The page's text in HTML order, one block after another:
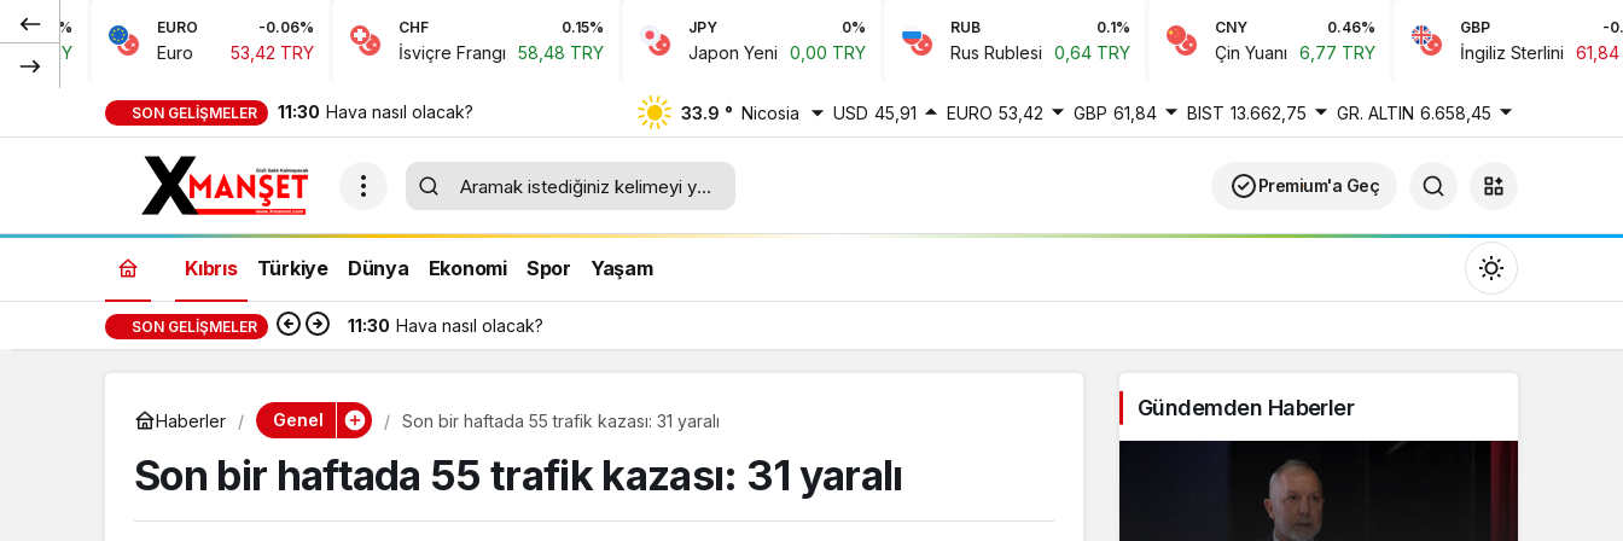
EURO -0.06%
Euro 53,42 TRY
CHF
İsviçre Frangı 58,48 TRY
JPY
Japon Yeni 0,00 TRY
RUB
Rus Rublesi 0,64 TRY
CNY 0.46%
Çin Yuanı 6,77 TRY
GBP
İngiliz Sterlini 61,84 TRY
SON GELIŞMELER 11:30 Hava nasıl olacak? 33.9 ° Nicosia USD 45,91 EURO 53,42 GBP 61,84 BIST 13.662,75 GR. ALTIN 6.658,45
Premium'a Geç
Kıbrıs Türkiye Dünya Ekonomi Spor Yaşam
Gündüz Modu
Gündüz modunu seçin.
SON GELIŞMELER 11:30 Hava nasıl olacak?
Haberler Genel Son bir haftada 55 trafik kazası: 31 yaralı
Son bir haftada 55 trafik kazası: 31 yaralı
Gündemden Haberler